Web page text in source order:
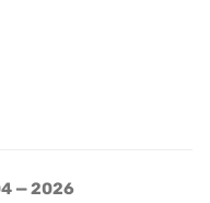
— 2026